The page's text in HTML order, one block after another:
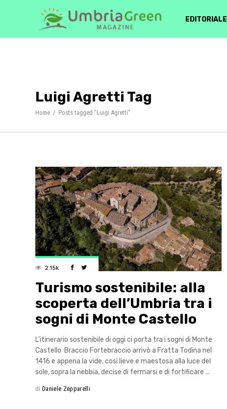
EDITORIALE
Luigi Agretti Tag
Home / Posts tagged "Luigi Agretti"
2.15k
Turismo sostenibile: alla
scoperta dell’Umbria tra i
sogni di Monte Castello
L'itinerario sostenibile di oggi ci porta tra i sogni di Monte
Castello Braccio Fortebraccio arrivò a Fratta Todina nel
1416 e appena la vide, così lieve e maestosa alla luce del
sole, sopra la nebbia, decise di fermarsi e di fortificare
di Daniele Zepparelli